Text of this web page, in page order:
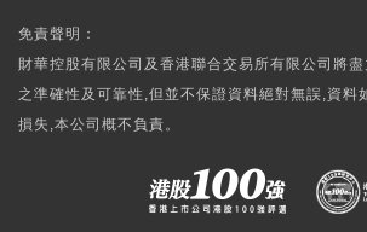
免責聲明：
財華控股有限公司及香港聯合交易所有限公司將
之準確性及可靠性,但並不保證資料絕對無誤,資料
損失,本公司概不負責。